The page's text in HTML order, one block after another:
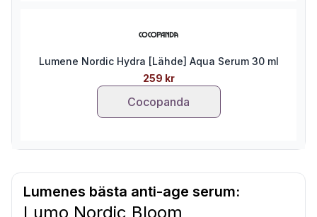
Lumene Nordic Hydra [Lähde] Aqua Serum 30 ml
259 kr
Cocopanda
Lumenes bästa anti-age serum:
Lumo Nordic Bloom